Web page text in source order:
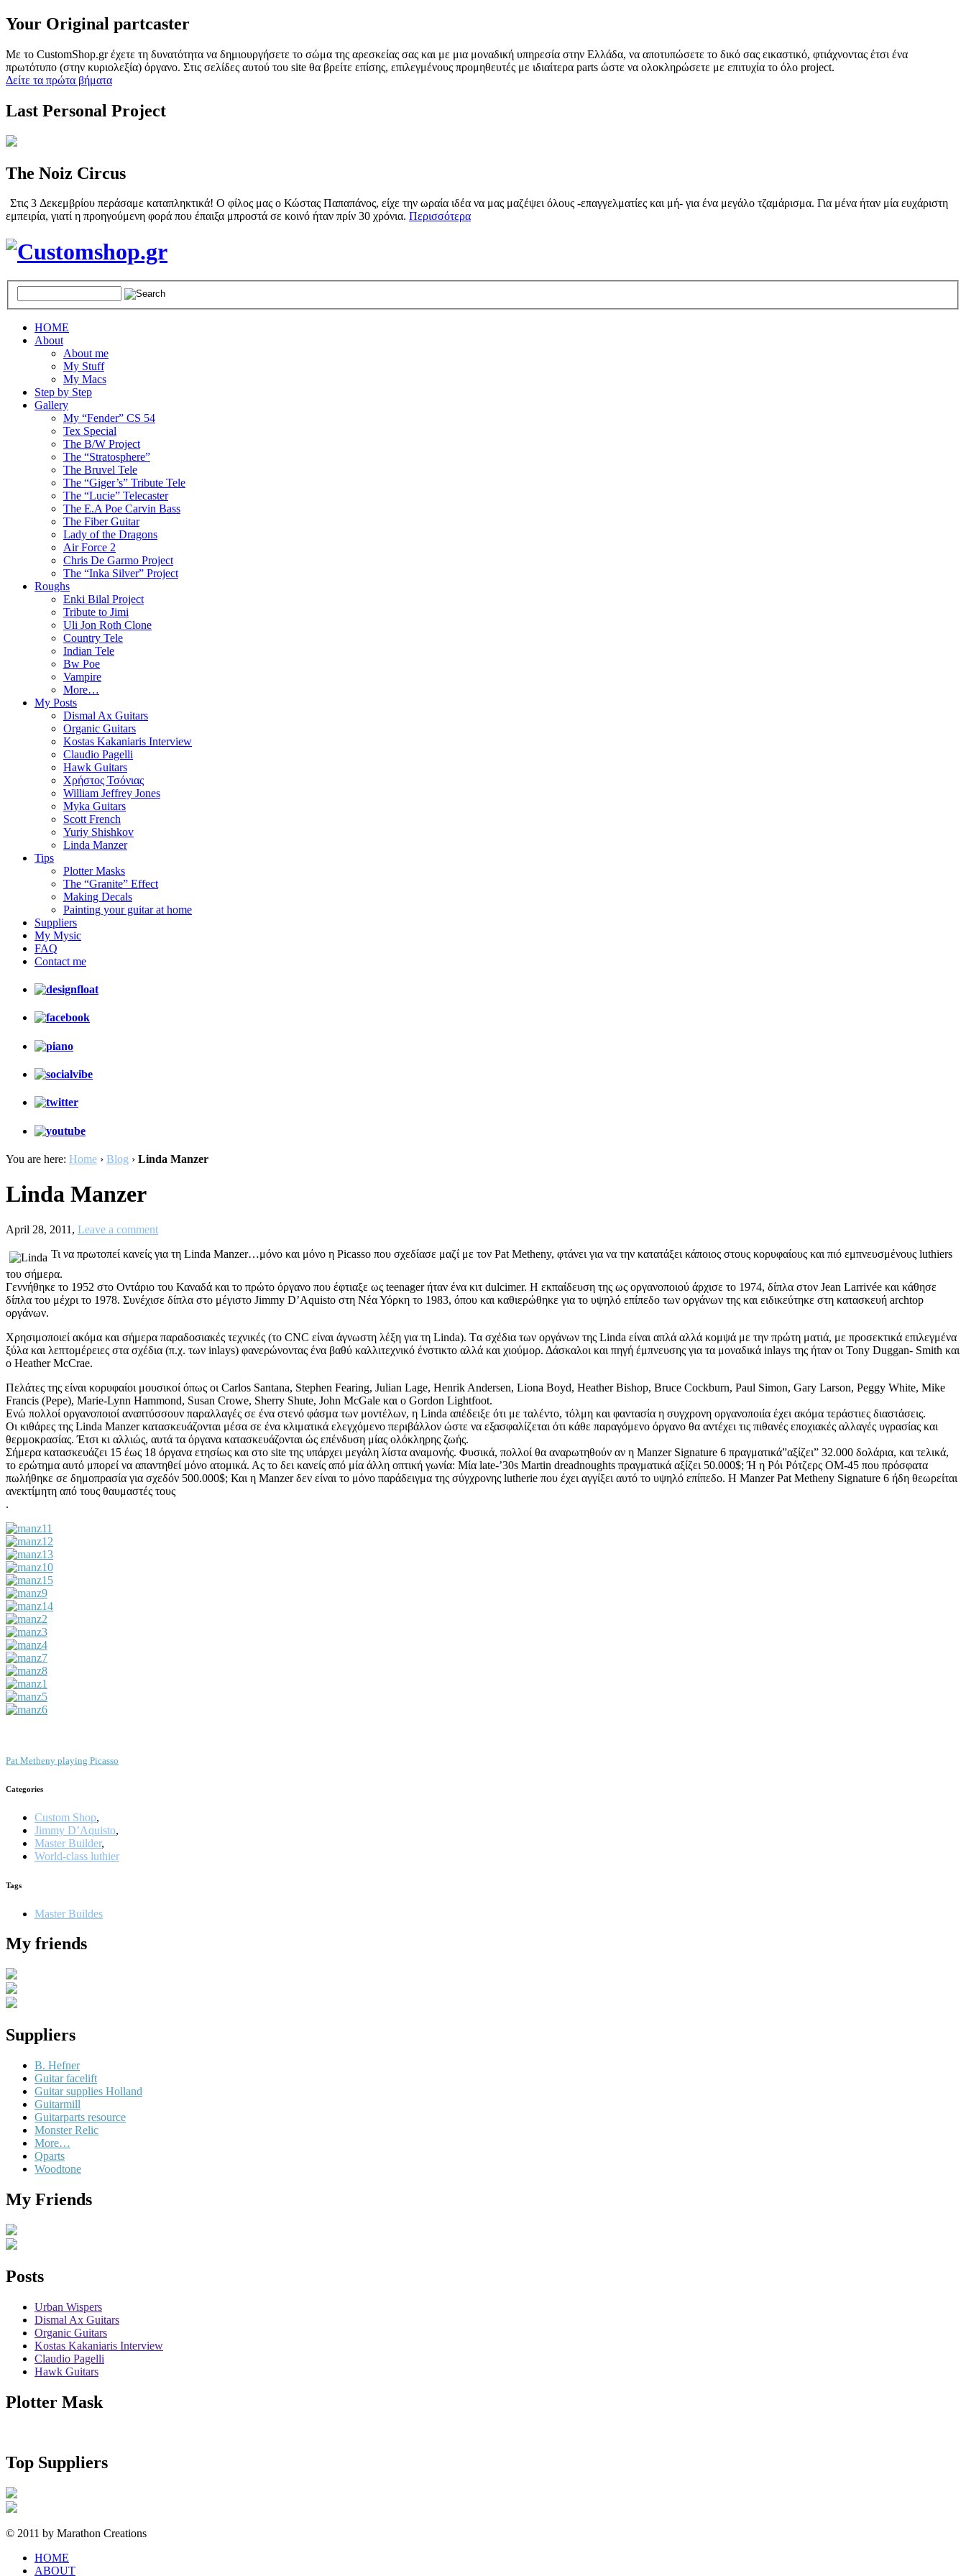
Your Original partcaster
Με το CustomShop.gr έχετε τη δυνατότητα να δημιουργήσετε το σώμα της αρεσκείας σας και με μια μοναδική υπηρεσία στην Ελλάδα, να αποτυπώσετε το δικό σας εικαστικό, φτιάχνοντας έτσι ένα
πρωτότυπο (στην κυριολεξία) όργανο. Στις σελίδες αυτού του site θα βρείτε επίσης, επιλεγμένους προμηθευτές με ιδιαίτερα parts ώστε να ολοκληρώσετε με επιτυχία το όλο project.
Δείτε τα πρώτα βήματα
Last Personal Project
The Noiz Circus
Στις 3 Δεκεμβρίου περάσαμε καταπληκτικά! Ο φίλος μας ο Κώστας Παπαπάνος, είχε την ωραία ιδέα να μας μαζέψει όλους -επαγγελματίες και μή- για ένα μεγάλο τζαμάρισμα. Για μένα ήταν μία ευχάριστη
εμπειρία, γιατί η προηγούμενη φορά που έπαιξα μπροστά σε κοινό ήταν πρίν 30 χρόνια. Περισσότερα
HOME
About
About me
My Stuff
My Macs
Step by Step
Gallery
My “Fender” CS 54
Tex Special
The B/W Project
The “Stratosphere”
The Bruvel Tele
The “Giger’s” Tribute Tele
The “Lucie” Telecaster
The E.A Poe Carvin Bass
The Fiber Guitar
Lady of the Dragons
Air Force 2
Chris De Garmo Project
The “Inka Silver” Project
Roughs
Enki Bilal Project
Tribute to Jimi
Uli Jon Roth Clone
Country Tele
Indian Tele
Bw Poe
Vampire
More…
My Posts
Dismal Ax Guitars
Organic Guitars
Kostas Kakaniaris Interview
Claudio Pagelli
Hawk Guitars
Χρήστος Τσόνιας
William Jeffrey Jones
Myka Guitars
Scott French
Yuriy Shishkov
Linda Manzer
Tips
Plotter Masks
The “Granite” Effect
Making Decals
Painting your guitar at home
Suppliers
My Mysic
FAQ
Contact me
You are here: Home › Blog › Linda Manzer
Linda Manzer
April 28, 2011, Leave a comment
Τι να πρωτοπεί κανείς για τη Linda Manzer…μόνο και μόνο η Picasso που σχεδίασε μαζί με τον Pat Metheny, φτάνει για να την κατατάξει κάποιος στους κορυφαίους και πιό εμπνευσμένους luthiers
του σήμερα.
Γεννήθηκε το 1952 στο Οντάριο του Καναδά και το πρώτο όργανο που έφτιαξε ως teenager ήταν ένα κιτ dulcimer. Η εκπαίδευση της ως οργανοποιού άρχισε το 1974, δίπλα στον Jean Larrivée και κάθησε
δίπλα του μέχρι το 1978. Συνέχισε δίπλα στο μέγιστο Jimmy D’Aquisto στη Νέα Υόρκη το 1983, όπου και καθιερώθηκε για το υψηλό επίπεδο των οργάνων της και ειδικεύτηκε στη κατασκευή archtop
οργάνων.
Χρησιμοποιεί ακόμα και σήμερα παραδοσιακές τεχνικές (το CNC είναι άγνωστη λέξη για τη Linda). Tα σχέδια των οργάνων της Linda είναι απλά αλλά κομψά με την πρώτη ματιά, με προσεκτικά επιλεγμένα
ξύλα και λεπτομέρειες στα σχέδια (π.χ. των inlays) φανερώνοντας ένα βαθύ καλλιτεχνικό ένστικτο αλλά και χιούμορ. Δάσκαλοι και πηγή έμπνευσης για τα μοναδικά inlays της ήταν οι Tony Duggan- Smith και
ο Heather McCrae.
Πελάτες της είναι κορυφαίοι μουσικοί όπως οι Carlos Santana, Stephen Fearing, Julian Lage, Henrik Andersen, Liona Boyd, Heather Bishop, Bruce Cockburn, Paul Simon, Gary Larson, Peggy White, Mike
Francis (Pepe), Marie-Lynn Hammond, Susan Crowe, Sherry Shute, John McGale και ο Gordon Lightfoot.
Ενώ πολλοί οργανοποιοί αναπτύσσουν παραλλαγές σε ένα στενό φάσμα των μοντέλων, η Linda απέδειξε ότι με ταλέντο, τόλμη και φαντασία η συγχρονη οργανοποιία έχει ακόμα τεράστιες διαστάσεις.
Oι κιθάρες της Linda Manzer κατασκευάζονται μέσα σε ένα κλιματικά ελεγχόμενο περιβάλλον ώστε να εξασφαλίζεται ότι κάθε παραγόμενο όργανο θα αντέχει τις πιθανές εποχιακές αλλαγές υγρασίας και
θερμοκρασίας. Έτσι κι αλλιώς, αυτά τα όργανα κατασκευάζονται ώς επένδυση μίας ολόκληρης ζωής.
Σήμερα κατασκευάζει 15 έως 18 όργανα ετησίως και στο site της υπάρχει μεγάλη λίστα αναμονής. Φυσικά, πολλοί θα αναρωτηθούν αν η Manzer Signature 6 πραγματικά”αξίζει” 32.000 δολάρια, και τελικά,
το ερώτημα αυτό μπορεί να απαντηθεί μόνο ατομικά. Ας το δει κανείς από μία άλλη οπτική γωνία: Μία late-’30s Martin dreadnoughts πραγματικά αξίζει 50.000$; Ή η Ρόι Ρότζερς ΟΜ-45 που πρόσφατα
πωλήθηκε σε δημοπρασία για σχεδόν 500.000$; Και η Manzer δεν είναι το μόνο παράδειγμα της σύγχρονης lutherie που έχει αγγίξει αυτό το υψηλό επίπεδο. Η Manzer Pat Metheny Signature 6 ήδη θεωρείται
ανεκτίμητη από τους θαυμαστές τους
.
Pat Metheny playing Picasso
Categories
Custom Shop,
Jimmy D’Aquisto,
Master Builder,
World-class luthier
Tags
Master Buildes
My friends
Suppliers
B. Hefner
Guitar facelift
Guitar supplies Holland
Guitarmill
Guitarparts resource
Monster Relic
More…
Qparts
Woodtone
My Friends
Posts
Urban Wispers
Dismal Ax Guitars
Organic Guitars
Kostas Kakaniaris Interview
Claudio Pagelli
Hawk Guitars
Plotter Mask
Top Suppliers
© 2011 by Marathon Creations
HOME
ABOUT